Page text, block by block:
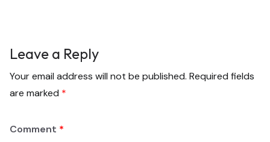
Leave a Reply
Your email address will not be published. Required fields
are marked *
Comment *